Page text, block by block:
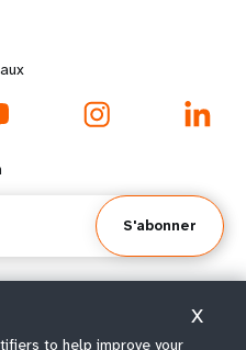
S'abonner
to help improve your
X